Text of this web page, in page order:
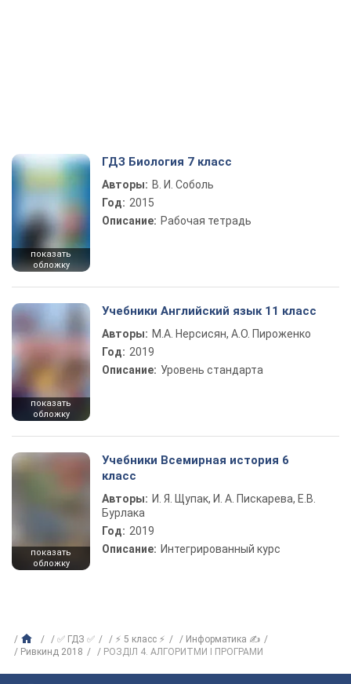
показать
обложку
ГДЗ Биология 7 класс
Авторы: В. И. Соболь
Год: 2015
Описание: Рабочая тетрадь
показать
обложку
Учебники Английский язык 11 класс
Авторы: М.А. Нерсисян, А.О. Пироженко
Год: 2019
Описание: Уровень стандарта
показать
обложку
Учебники Всемирная история 6
класс
Авторы: И. Я. Щупак, И. А. Пискарева, Е.В.
Бурлака
Год: 2019
Описание: Интегрированный курс
✅ ГДЗ ✅ ⚡ 5 класс ⚡
Информатика ✍
Ривкинд 2018
РОЗДІЛ 4. АЛГОРИТМИ І ПРОГРАМИ